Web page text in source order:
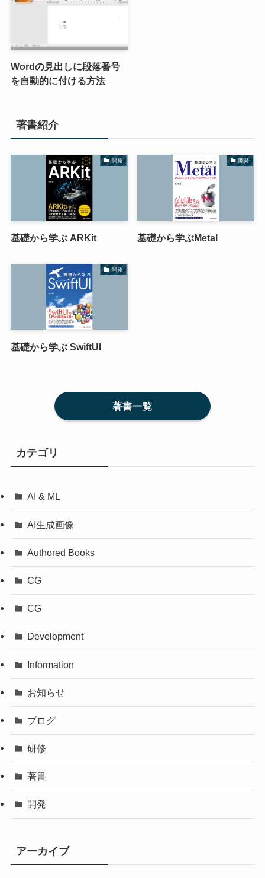
Wordの見出しに段落番号
を自動的に付ける方法
著書紹介
開発
基礎から学ぶ ARKit
開発
基礎から学ぶMetal
開発
基礎から学ぶ SwiftUI
著書一覧
カテゴリ
AI & ML
AI生成画像
Authored Books
CG
CG
Development
Information
お知らせ
ブログ
研修
著書
開発
アーカイブ